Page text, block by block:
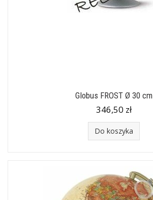
Globus FROST Ø 30 cm
346,50 zł
Do koszyka